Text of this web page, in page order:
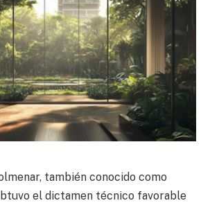
también conocido como
el dictamen técnico favorable